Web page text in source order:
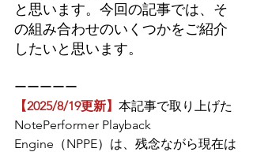
と思います。今回の記事では、そ
の組み合わせのいくつかをご紹介
したいと思います。
ーーーーー
【2025/8/19更新】 本記事で取り上げた
NotePerformer Playback
Engine（NPPE）は、残念ながら現在は